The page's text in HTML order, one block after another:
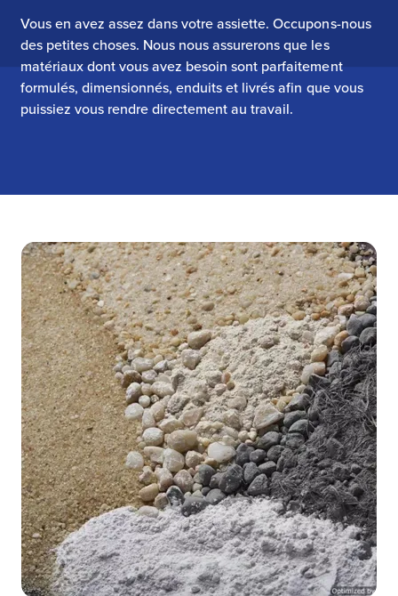
Vous en avez assez dans votre assiette. Occupons-nous
des petites choses. Nous nous assurerons que les
matériaux dont vous avez besoin sont parfaitement
formulés, dimensionnés, enduits et livrés afin que vous
puissiez vous rendre directement au travail.